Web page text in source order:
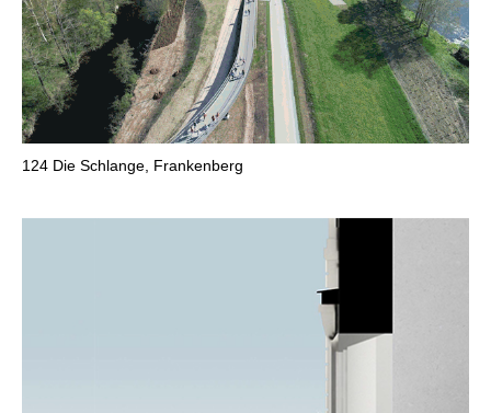
124 Die Schlange, Frankenberg